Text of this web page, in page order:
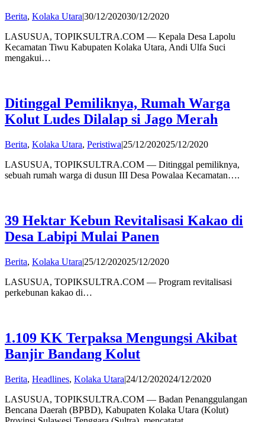
Berita, Kolaka Utara|30/12/202030/12/2020by
LASUSUA, TOPIKSULTRA.COM — Kepala Desa Lapolu
Kecamatan Tiwu Kabupaten Kolaka Utara, Andi Ulfa Suci
mengakui…
Ditinggal Pemiliknya, Rumah Warga
Kolut Ludes Dilalap si Jago Merah
Berita, Kolaka Utara, Peristiwa|25/12/202025/12/2020by
LASUSUA, TOPIKSULTRA.COM — Ditinggal pemiliknya,
sebuah rumah warga di dusun III Desa Powalaa Kecamatan….
39 Hektar Kebun Revitalisasi Kakao di
Desa Labipi Mulai Panen
Berita, Kolaka Utara|25/12/202025/12/2020by
LASUSUA, TOPIKSULTRA.COM — Program revitalisasi
perkebunan kakao di…
1.109 KK Terpaksa Mengungsi Akibat
Banjir Bandang Kolut
Berita, Headlines, Kolaka Utara|24/12/202024/12/2020by
LASUSUA, TOPIKSULTRA.COM — Badan Penanggulangan
Bencana Daerah (BPBD), Kabupaten Kolaka Utara (Kolut)